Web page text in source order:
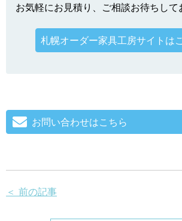
お気軽にお見積り、ご相談お待ちして
札幌オーダー家具工房サイトは
お問い合わせはこちら
＜ 前の記事